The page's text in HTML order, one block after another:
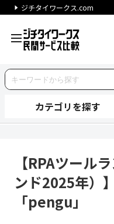
ジチタイワークス.com
カテゴリを探す
【RPAツール
ンド2025年）
「pengu」